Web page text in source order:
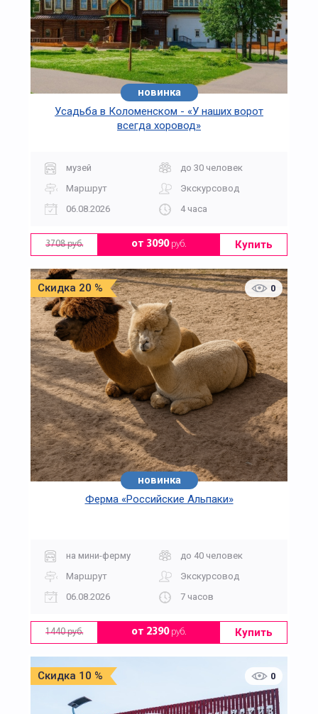
новинка
Усадьба в Коломенском - «У наших ворот
всегда хоровод»
музей
до 30 человек
Маршрут
Экскурсовод
06.08.2026
4 часа
3708 руб. от 3090руб. Купить
Скидка 20 % 0
новинка
Ферма «Российские Альпаки»
на мини-ферму
до 40 человек
Маршрут
Экскурсовод
06.08.2026
7 часов
1440 руб. от 2390руб. Купить
Скидка 10 % 0